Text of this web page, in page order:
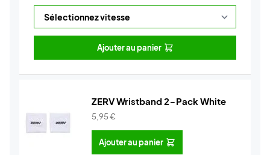
Ajouter au panier
ZERV Wristband 2-Pack White
5,95€
Ajouter au panier